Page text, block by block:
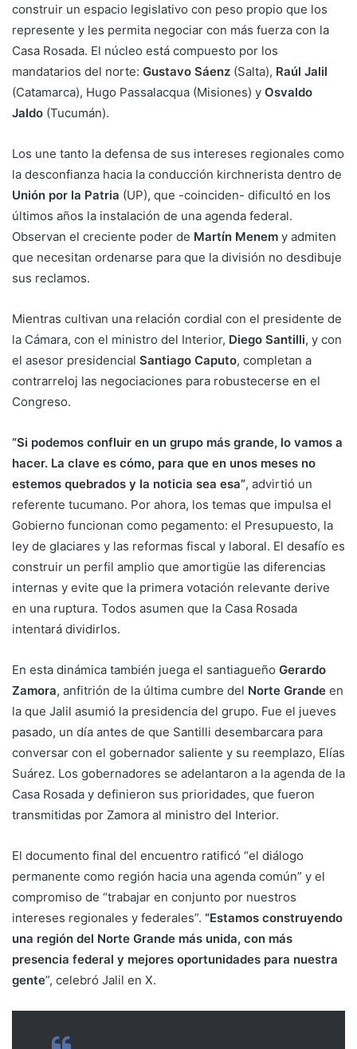
construir un espacio legislativo con peso propio que los
represente y les permita negociar con más fuerza con la
Casa Rosada. El núcleo está compuesto por los
mandatarios del norte: Gustavo Sáenz (Salta), Raúl Jalil
(Catamarca), Hugo Passalacqua (Misiones) y Osvaldo
Jaldo (Tucumán).
Los une tanto la defensa de sus intereses regionales como
la desconfianza hacia la conducción kirchnerista dentro de
Unión por la Patria (UP), que -coinciden- dificultó en los
últimos años la instalación de una agenda federal.
Observan el creciente poder de Martín Menem y admiten
que necesitan ordenarse para que la división no desdibuje
sus reclamos.
Mientras cultivan una relación cordial con el presidente de
la Cámara, con el ministro del Interior, Diego Santilli, y con
el asesor presidencial Santiago Caputo, completan a
contrarreloj las negociaciones para robustecerse en el
Congreso.
“Si podemos confluir en un grupo más grande, lo vamos a
hacer. La clave es cómo, para que en unos meses no
estemos quebrados y la noticia sea esa”, advirtió un
referente tucumano. Por ahora, los temas que impulsa el
Gobierno funcionan como pegamento: el Presupuesto, la
ley de glaciares y las reformas fiscal y laboral. El desafío es
construir un perfil amplio que amortigüe las diferencias
internas y evite que la primera votación relevante derive
en una ruptura. Todos asumen que la Casa Rosada
intentará dividirlos.
En esta dinámica también juega el santiagueño Gerardo
Zamora, anfitrión de la última cumbre del Norte Grande en
la que Jalil asumió la presidencia del grupo. Fue el jueves
pasado, un día antes de que Santilli desembarcara para
conversar con el gobernador saliente y su reemplazo, Elías
Suárez. Los gobernadores se adelantaron a la agenda de la
Casa Rosada y definieron sus prioridades, que fueron
transmitidas por Zamora al ministro del Interior.
El documento final del encuentro ratificó “el diálogo
permanente como región hacia una agenda común” y el
compromiso de “trabajar en conjunto por nuestros
intereses regionales y federales”. “Estamos construyendo
una región del Norte Grande más unida, con más
presencia federal y mejores oportunidades para nuestra
gente”, celebró Jalil en X.